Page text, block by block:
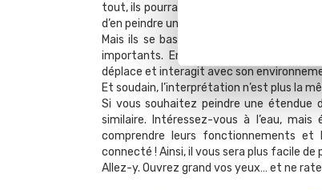
tout, ils pourraient très simplement se
d’en peindre une copie plus ou moins
Mais ils se baseraient alors uniquement
importants. En étudiant l’anatomie, ils
déplace et interagit avec son
Et soudain, l’interprétation n’est plus la
Si vous souhaitez peindre une étendue
similaire. Intéressez-vous à l’eau,
comprendre leurs fonctionnements
connecté ! Ainsi, il vous sera plus facile de
Allez-y. Ouvrez grand vos yeux… et ne